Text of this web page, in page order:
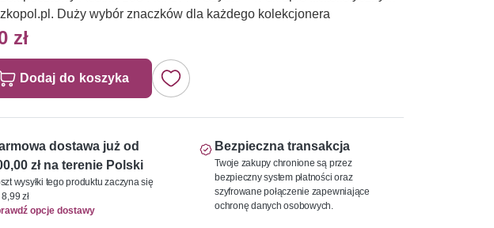
Duży wybór znaczków dla każdego kolekcjonera
zł
Dodaj do koszyka
dostawa już od
zł na terenie Polski
wysyłki tego produktu zaczyna się
zł
opcje dostawy
Bezpieczna transakcja
Twoje zakupy chronione są przez
bezpieczny system płatności oraz
szyfrowane połączenie zapewniające
ochronę danych osobowych.